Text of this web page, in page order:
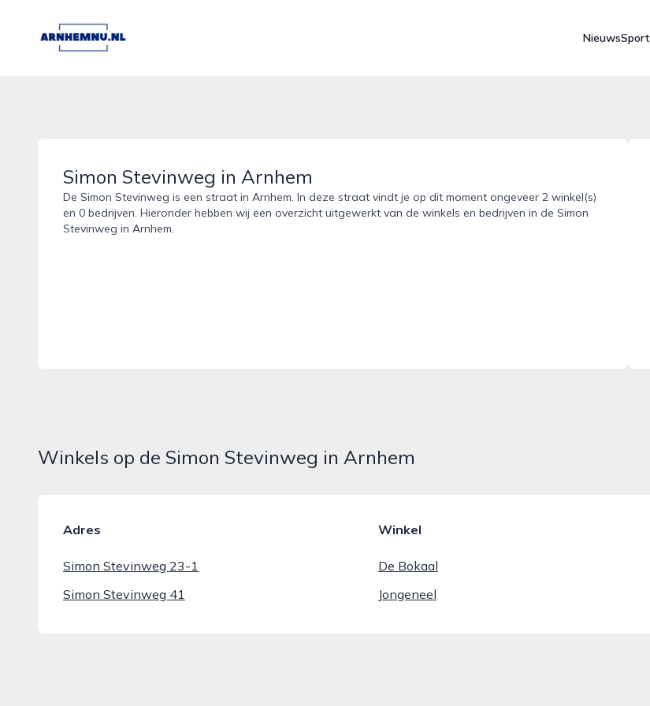
arnhemnu.nl
NieuwsSport
Simon Stevinweg in Arnhem
De Simon Stevinweg is een straat in Arnhem. In deze straat vindt je op dit moment ongeveer 2 winkel(s)
en 0 bedrijven. Hieronder hebben wij een overzicht uitgewerkt van de winkels en bedrijven in de Simon
Stevinweg in Arnhem.
Winkels op de Simon Stevinweg in Arnhem
Adres Winkel
Simon Stevinweg 23-1 De Bokaal
Simon Stevinweg 41 Jongeneel